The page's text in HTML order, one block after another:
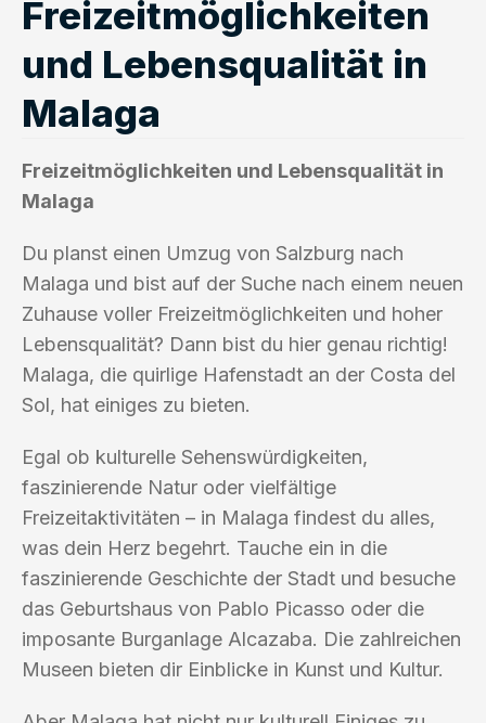
Freizeitmöglichkeiten
und Lebensqualität in
Malaga
Freizeitmöglichkeiten und Lebensqualität in
Malaga
Du planst einen Umzug von Salzburg nach
Malaga und bist auf der Suche nach einem neuen
Zuhause voller Freizeitmöglichkeiten und hoher
Lebensqualität? Dann bist du hier genau richtig!
Malaga, die quirlige Hafenstadt an der Costa del
Sol, hat einiges zu bieten.
Egal ob kulturelle Sehenswürdigkeiten,
faszinierende Natur oder vielfältige
Freizeitaktivitäten – in Malaga findest du alles,
was dein Herz begehrt. Tauche ein in die
faszinierende Geschichte der Stadt und besuche
das Geburtshaus von Pablo Picasso oder die
imposante Burganlage Alcazaba. Die zahlreichen
Museen bieten dir Einblicke in Kunst und Kultur.